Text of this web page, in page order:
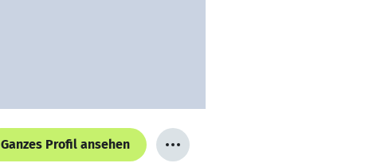
Ganzes Profil ansehen